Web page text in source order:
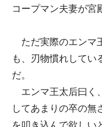
コープマン夫妻が宮
ただ実際のエンマ
も、刃物慣れしてい
だ。
エンマ王太后曰く
してあまりの卒の無
を叩き込んで欲しい